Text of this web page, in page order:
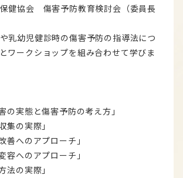
健協会 傷害予防教育検討会（委員長
乳幼児健診時の傷害予防の指導法につ
ワークショップを組み合わせて学びま
の実態と傷害予防の考え方」
集の実際」
善へのアプローチ」
容へのアプローチ」
法の実際」